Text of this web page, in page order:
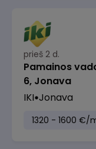
prieš 2 d.
Pamainos
6, Jonava
IKI Jonava
1320 - 1600 €/